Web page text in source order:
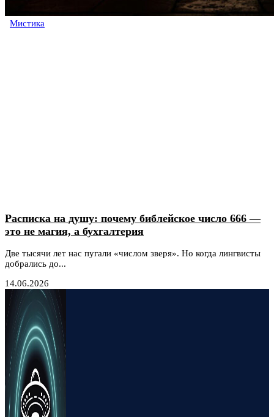
Мистика
Расписка на душу: почему библейское число 666 —
это не магия, а бухгалтерия
Две тысячи лет нас пугали «числом зверя». Но когда лингвисты
добрались до...
14.06.2026